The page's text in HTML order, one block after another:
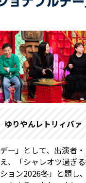
ゆりやんレトリィバァ
ー」として、出演者
、「シャレオツ過ぎ
ョン2026冬」と題し